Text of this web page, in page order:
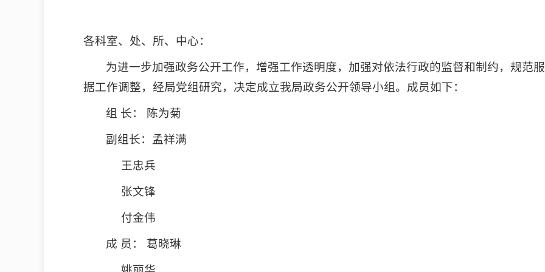
各科室、处、所、中心：
为进一步加强政务公开工作，增强工作透明度，加强对依法行政的监督和制约，规范
据工作调整，经局党组研究，决定成立我局政务公开领导小组。成员如下：
组 长： 陈为菊
副组长：孟祥满
王忠兵
张文锋
付金伟
成 员： 葛晓琳